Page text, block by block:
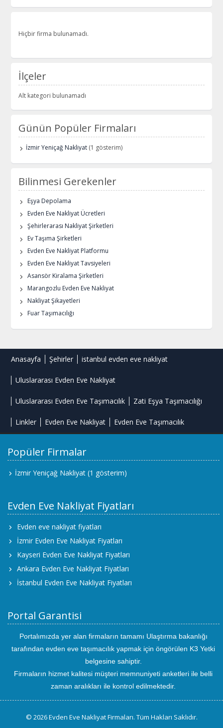
Hiçbir firma bulunamadı.
İlçeler
Alt kategori bulunamadı
Günün Popüler Firmaları
İzmir Yeniçağ Nakliyat (1 gösterim)
Bilinmesi Gerekenler
Eşya Depolama
Evden Eve Nakliyat Ücretleri
Şehirlerarası Nakliyat Şirketleri
Ev Taşıma Şirketleri
Evden Eve Nakliyat Platformu
Evden Eve Nakliyat Tavsiyeleri
Asansör Kiralama Şirketleri
Marangozlu Evden Eve Nakliyat
Nakliyat Şikayetleri
Fuar Taşımacılığı
Anasayfa Şehirler istanbul evden eve nakliyat
Uluslararası Evden Eve Nakliyat
Uluslararası Evden Eve Taşımacılık Zati Eşya Taşımacılığı
Linkler Evden Eve Nakliyat Evden Eve Taşımacılık
Popüler Firmalar
İzmir Yeniçağ Nakliyat (1 gösterim)
Evden Eve Nakliyat Fiyatları
Evden eve nakliyat fiyatları
İzmir Evden Eve Nakliyat Fiyatları
Kayseri Evden Eve Nakliyat Fiyatları
Ankara Evden Eve Nakliyat Fiyatları
İstanbul Evden Eve Nakliyat Fiyatları
Portal Garantisi
Portalımızda yer alan firmaların tamamı Ulaştırma bakanlığı
tarafından evden eve taşımacılık yapmak için öngörülen K3 Yetki
belgesine sahiptir.
Firmaların hizmet kalitesi müşteri memnuniyeti anketleri ile belli
zaman aralıkları ile kontrol edilmektedir.
© 2026 Evden Eve Nakliyat Firmaları. Tüm Hakları Saklıdır.